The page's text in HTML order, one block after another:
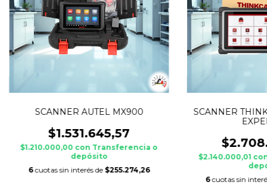
SCANNER AUTEL MX900
$1.531.645,57
$1.210.000,00 con Transferencia o
depósito
6 cuotas sin interés de $255.274,26
SCANNER
$2.140.000,01
6 cuotas sin